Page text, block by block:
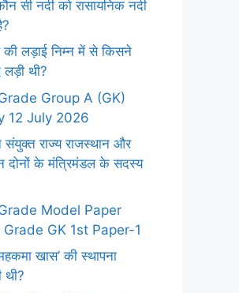
सी नदी को रासायनिक नदी
की लड़ाई निम्न में से किसने
लड़ी थी?
Group A (GK)
12 July 2026
संयुक्त राज्य राजस्थान और
दोनों के मंत्रिमंडल के सदस्य
Model Paper
GK 1st Paper-1
खास’ की स्थापना
थी?